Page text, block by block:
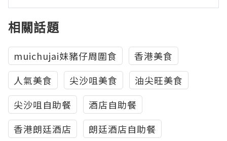
相關話題
muichujai妹豬仔周圍食
香港美食
人氣美食
尖沙咀美食
油尖旺美食
尖沙咀自助餐
酒店自助餐
香港朗廷酒店
朗廷酒店自助餐